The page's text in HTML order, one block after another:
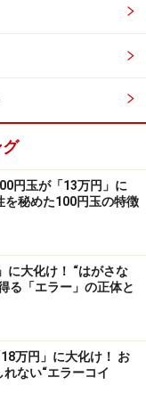
後の成獣であり、
か、かなり痩せて
報を報告すると、
たとのニュースを
はない。一帯は観
場も多い場所だ。
野生のクマと出会
けない」こと
円玉が「13万円」に
を秘めた100円玉の特徴
に大化け！ “はがさな
る「エラー」の正体と
万円」に大化け！ お
ない“エラーコイ